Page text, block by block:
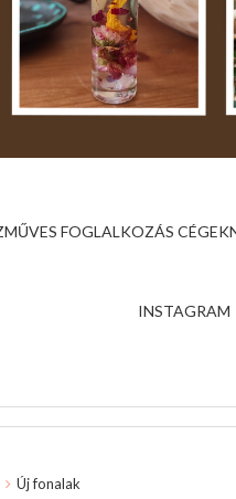
FOGLALKOZÁS
INSTAGRAM
Új fonalak